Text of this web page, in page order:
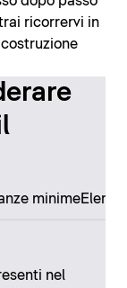
ricorrervi in
minime
nel